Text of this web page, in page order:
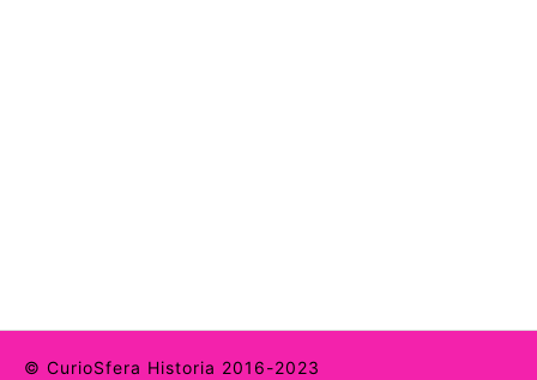
© CurioSfera Historia 2016-2023